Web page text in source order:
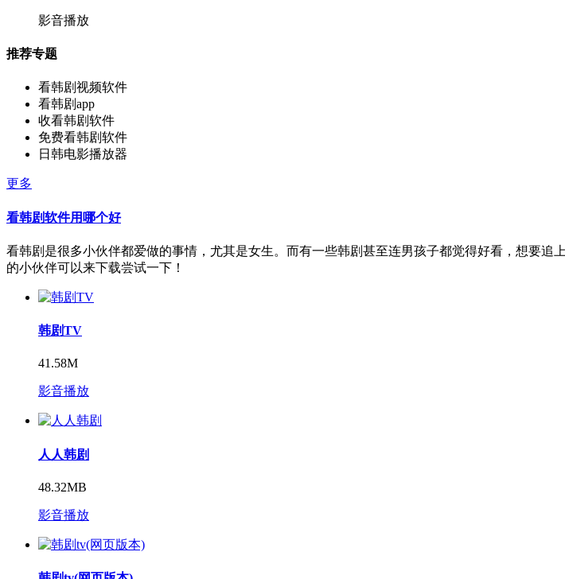
影音播放
推荐专题
看韩剧视频软件
看韩剧app
收看韩剧软件
免费看韩剧软件
日韩电影播放器
更多
看韩剧软件用哪个好
看韩剧是很多小伙伴都爱做的事情，尤其是女生。而有一些韩剧甚至连男孩子都觉得好看，想要
的小伙伴可以来下载尝试一下！
韩剧TV
41.58M
影音播放
人人韩剧
48.32MB
影音播放